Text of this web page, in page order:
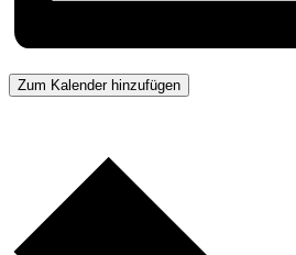
Zum Kalender hinzufügen